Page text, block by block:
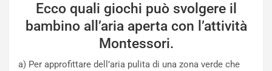
Ecco quali giochi può svolgere il
bambino all’aria aperta con l’attività
Montessori.
a) Per approfittare dell’aria pulita di una zona verde che